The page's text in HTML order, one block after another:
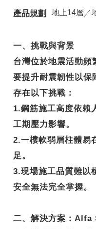
產品規劃 地上14層／
一、挑戰與背景
台灣位於地震活動頻
要提升耐震韌性以保
存在以下挑戰：
1.鋼筋施工高度依賴
工期壓力影響。
2.一樓軟弱層柱體易
足。
3.現場施工品質難以
安全無法完全掌握。
二、解決方案：Alfa